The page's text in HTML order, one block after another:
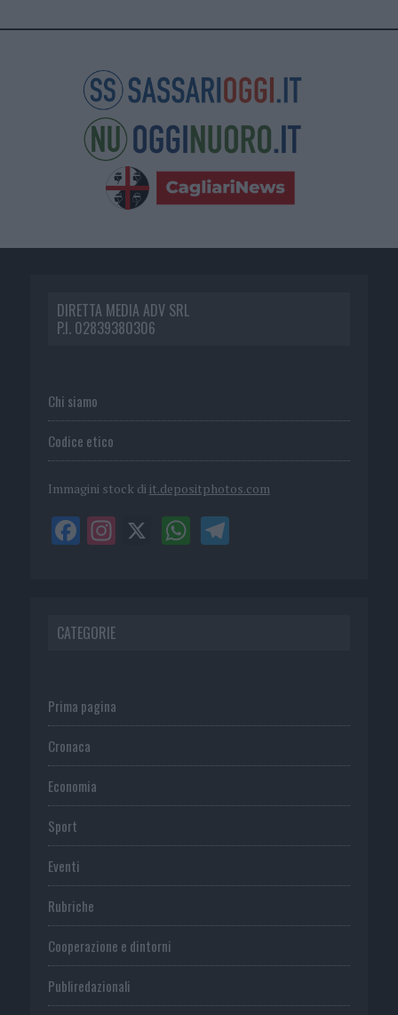
DIRETTA MEDIA ADV SRL
P.I. 02839380306
Chi siamo
Codice etico
Immagini stock di it.depositphotos.com
CATEGORIE
Prima pagina
Cronaca
Economia
Sport
Eventi
Rubriche
Cooperazione e dintorni
Publiredazionali